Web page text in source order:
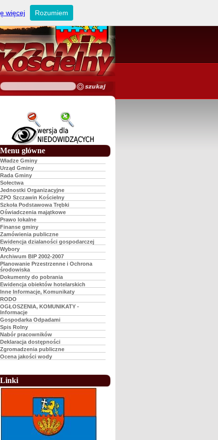
Menu główne
Władze Gminy
Urząd Gminy
Rada Gminy
Sołectwa
Jednostki Organizacyjne
ZPO Szczawin Kościelny
Szkoła Podstawowa Trębki
Oświadczenia majątkowe
Prawo lokalne
Finanse gminy
Zamówienia publiczne
Ewidencja dzialaności gospodarczej
Wybory
Archiwum BIP 2002-2007
Planowanie Przestrzenne i Ochrona
środowiska
Dokumenty do pobrania
Ewidencja obiektów hotelarskich
Inne Informacje, Komunikaty
RODO
OGŁOSZENIA, KOMUNIKATY -
Informacje
Gospodarka Odpadami
Spis Rolny
Nabór pracowników
Deklaracja dostępności
Zgromadzenia publiczne
Ocena jakości wody
Linki
więcej Rozumiem